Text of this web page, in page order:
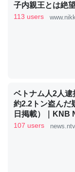
いる鋏角類（カ
ずキチンを強化
─ニュース :: 【研究
これを元に考え
類は苦労してる
ジになったり努力
─ニュース :: 【研究
子内親王とは絶
ダイDIGITAL
113 users
ベトナム人2人
約2.2トン盗んだ
日掲載）｜KNB
107 users